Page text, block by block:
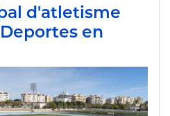
d'atletisme
en